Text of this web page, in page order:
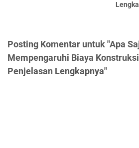
Posting Komentar untuk "Apa
Mempengaruhi Biaya
Penjelasan Lengkapnya"